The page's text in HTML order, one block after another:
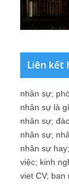
Liên kết
nhân sự;
nhân sự là gì
nhân sự;
nhân sự;
nhân sự hay;
việc; kinh
viet CV; ban